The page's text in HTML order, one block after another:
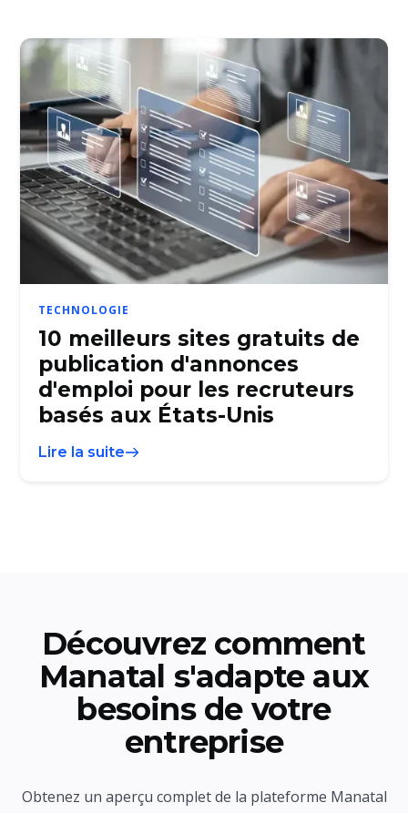
TECHNOLOGIE
10 meilleurs sites gratuits de
publication d'annonces
d'emploi pour les recruteurs
basés aux États-Unis
Lire la suite
Découvrez comment
Manatal s'adapte aux
besoins de votre
entreprise
Obtenez un aperçu complet de la plateforme Manatal